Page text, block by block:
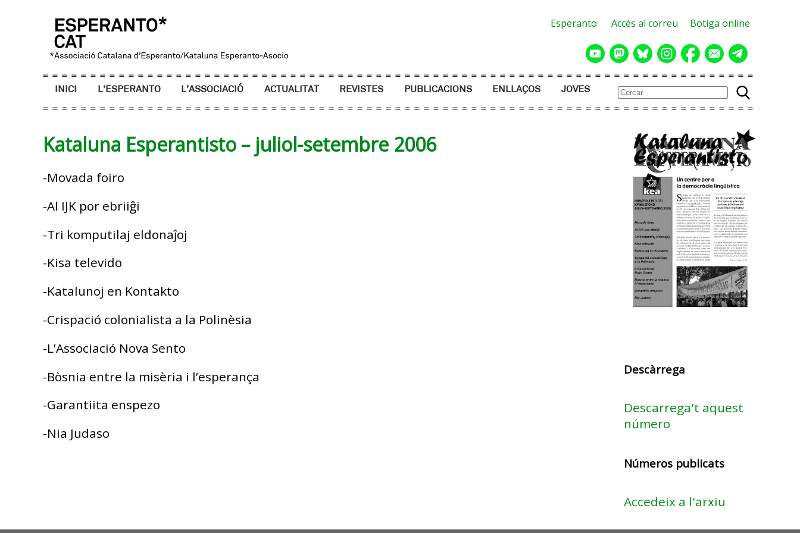
Esperanto Accés al correu Botiga online
INICI L’ESPERANTO L’ASSOCIACIÓ ACTUALITAT REVISTES PUBLICACIONS ENLLAÇOS JOVES
Kataluna Esperantisto – juliol-setembre 2006
-Movada foiro
-Al IJK por ebriiĝi
-Tri komputilaj eldonaĵoj
-Kisa televido
-Katalunoj en Kontakto
-Crispació colonialista a la Polinèsia
-L’Associació Nova Sento
-Bòsnia entre la misèria i l’esperança
-Garantiita enspezo
-Nia Judaso
Descàrrega
Descarrega't aquest
número
Números publicats
Accedeix a l'arxiu